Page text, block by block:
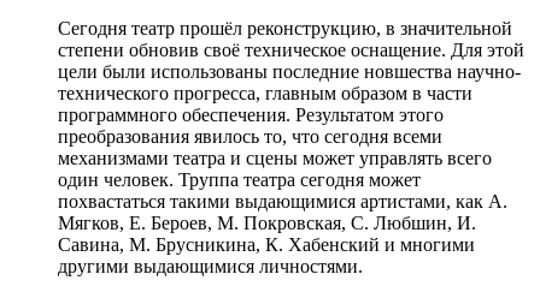
Сегодня театр прошёл реконструкцию, в значительной
степени обновив своё техническое оснащение. Для этой
цели были использованы последние новшества научно-
технического прогресса, главным образом в части
программного обеспечения. Результатом этого
преобразования явилось то, что сегодня всеми
механизмами театра и сцены может управлять всего
один человек. Труппа театра сегодня может
похвастаться такими выдающимися артистами, как А.
Мягков, Е. Бероев, М. Покровская, С. Любшин, И.
Савина, М. Брусникина, К. Хабенский и многими
другими выдающимися личностями.